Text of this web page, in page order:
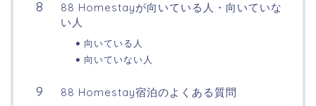
88 Homestayが向いている人・向いていな
い人
向いている人
向いていない人
88 Homestay宿泊のよくある質問